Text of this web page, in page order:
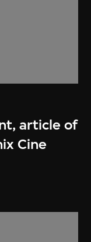
article of
Cine